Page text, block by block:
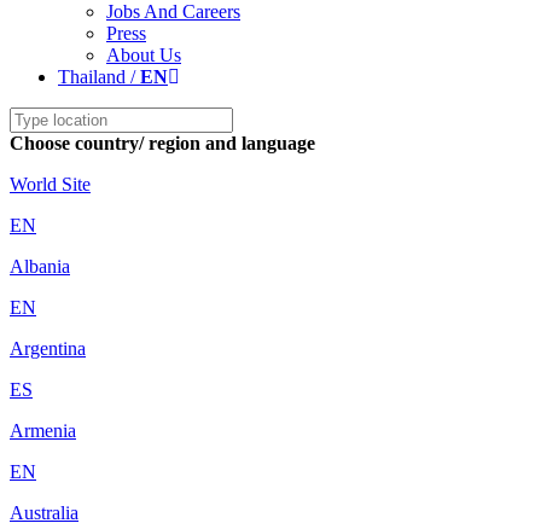
Jobs And Careers
Press
About Us
Thailand /EN
Choose country/ region and language
World Site
EN
Albania
EN
Argentina
ES
Armenia
EN
Australia